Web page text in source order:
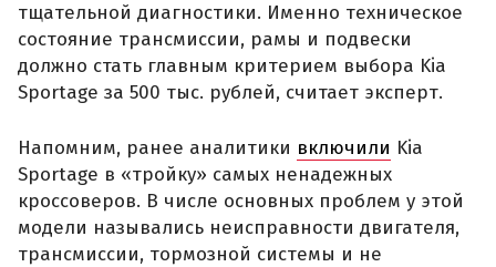
тщательной диагностики. Именно техническое
состояние трансмиссии, рамы и подвески
должно стать главным критерием выбора Kia
Sportage за 500 тыс. рублей, считает эксперт.
Напомним, ранее аналитики включили Kia
Sportage в «тройку» самых ненадежных
кроссоверов. В числе основных проблем у этой
модели назывались неисправности двигателя,
трансмиссии, тормозной системы и не